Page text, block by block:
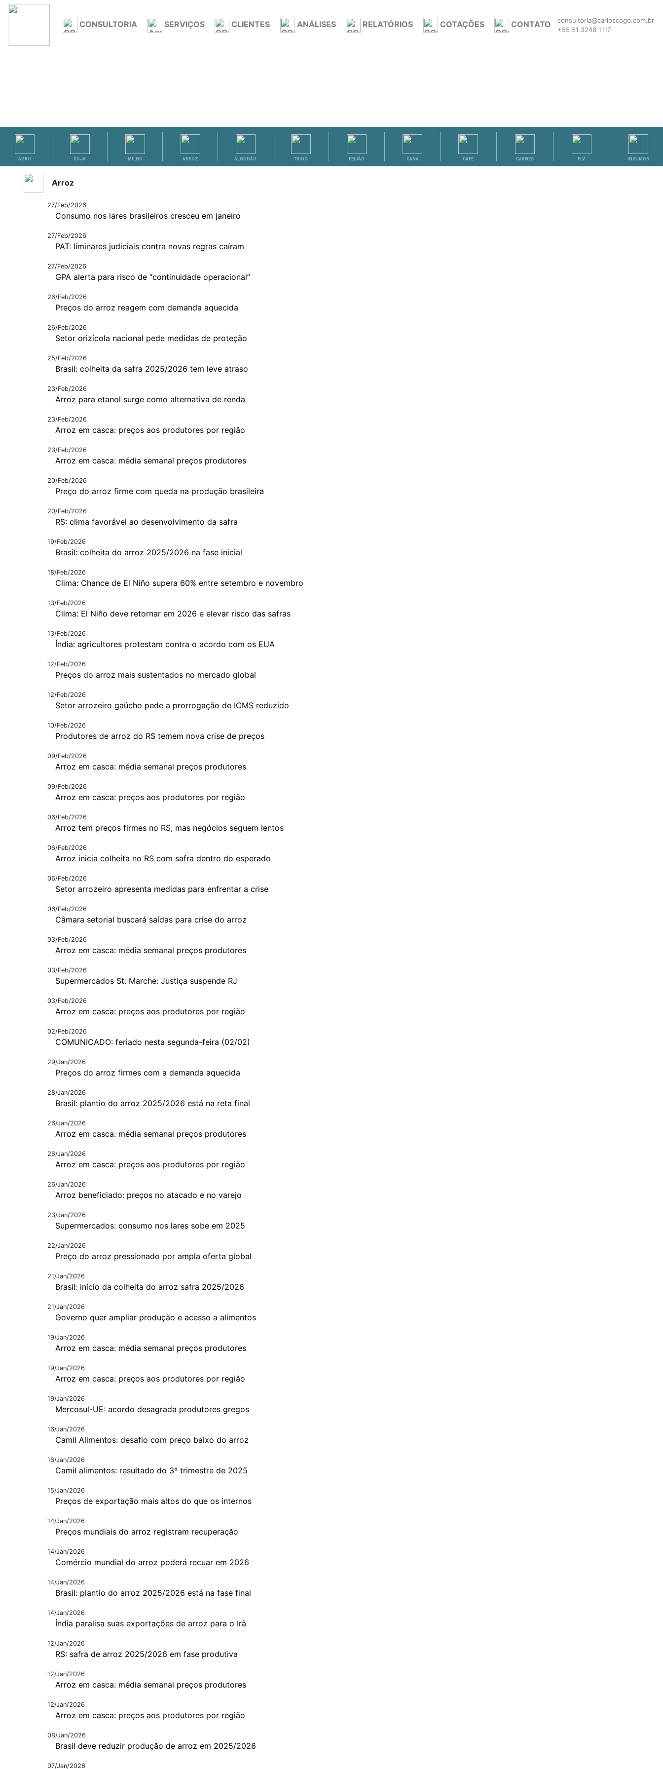
CONSULTORIA SERVIÇOS CLIENTES ANÁLISES RELATÓRIOS COTAÇÕES CONTATO
consultoria@carloscogo.com.br
+55 51 3248 1117
AGRO SOJA MILHO ARROZ ALGODÃO TRIGO FEIJÃO CANA CAFÉ CARNES FLV INSUMOS
Arroz
27/Feb/2026
Consumo nos lares brasileiros cresceu em janeiro
27/Feb/2026
PAT: liminares judiciais contra novas regras caíram
27/Feb/2026
GPA alerta para risco de “continuidade operacional”
26/Feb/2026
Preços do arroz reagem com demanda aquecida
26/Feb/2026
Setor orizícola nacional pede medidas de proteção
25/Feb/2026
Brasil: colheita da safra 2025/2026 tem leve atraso
23/Feb/2026
Arroz para etanol surge como alternativa de renda
23/Feb/2026
Arroz em casca: preços aos produtores por região
23/Feb/2026
Arroz em casca: média semanal preços produtores
20/Feb/2026
Preço do arroz firme com queda na produção brasileira
20/Feb/2026
RS: clima favorável ao desenvolvimento da safra
19/Feb/2026
Brasil: colheita do arroz 2025/2026 na fase inicial
18/Feb/2026
Clima: Chance de El Niño supera 60% entre setembro e novembro
13/Feb/2026
Clima: El Niño deve retornar em 2026 e elevar risco das safras
13/Feb/2026
Índia: agricultores protestam contra o acordo com os EUA
12/Feb/2026
Preços do arroz mais sustentados no mercado global
12/Feb/2026
Setor arrozeiro gaúcho pede a prorrogação de ICMS reduzido
10/Feb/2026
Produtores de arroz do RS temem nova crise de preços
09/Feb/2026
Arroz em casca: média semanal preços produtores
09/Feb/2026
Arroz em casca: preços aos produtores por região
06/Feb/2026
Arroz tem preços firmes no RS, mas negócios seguem lentos
06/Feb/2026
Arroz inicia colheita no RS com safra dentro do esperado
06/Feb/2026
Setor arrozeiro apresenta medidas para enfrentar a crise
06/Feb/2026
Câmara setorial buscará saídas para crise do arroz
03/Feb/2026
Arroz em casca: média semanal preços produtores
03/Feb/2026
Supermercados St. Marche: Justiça suspende RJ
03/Feb/2026
Arroz em casca: preços aos produtores por região
02/Feb/2026
COMUNICADO: feriado nesta segunda-feira (02/02)
29/Jan/2026
Preços do arroz firmes com a demanda aquecida
28/Jan/2026
Brasil: plantio do arroz 2025/2026 está na reta final
26/Jan/2026
Arroz em casca: média semanal preços produtores
26/Jan/2026
Arroz em casca: preços aos produtores por região
26/Jan/2026
Arroz beneficiado: preços no atacado e no varejo
23/Jan/2026
Supermercados: consumo nos lares sobe em 2025
22/Jan/2026
Preço do arroz pressionado por ampla oferta global
21/Jan/2026
Brasil: início da colheita do arroz safra 2025/2026
21/Jan/2026
Governo quer ampliar produção e acesso a alimentos
19/Jan/2026
Arroz em casca: média semanal preços produtores
19/Jan/2026
Arroz em casca: preços aos produtores por região
19/Jan/2026
Mercosul-UE: acordo desagrada produtores gregos
16/Jan/2026
Camil Alimentos: desafio com preço baixo do arroz
16/Jan/2026
Camil alimentos: resultado do 3º trimestre de 2025
15/Jan/2026
Preços de exportação mais altos do que os internos
14/Jan/2026
Preços mundiais do arroz registram recuperação
14/Jan/2026
Comércio mundial do arroz poderá recuar em 2026
14/Jan/2026
Brasil: plantio do arroz 2025/2026 está na fase final
14/Jan/2026
Índia paralisa suas exportações de arroz para o Irã
12/Jan/2026
RS: safra de arroz 2025/2026 em fase produtiva
12/Jan/2026
Arroz em casca: média semanal preços produtores
12/Jan/2026
Arroz em casca: preços aos produtores por região
08/Jan/2026
Brasil deve reduzir produção de arroz em 2025/2026
07/Jan/2026